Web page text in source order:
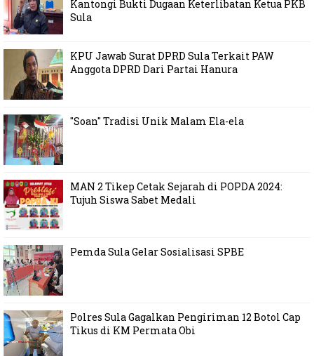
Kantongi Bukti Dugaan Keterlibatan Ketua PKB
Sula
KPU Jawab Surat DPRD Sula Terkait PAW
Anggota DPRD Dari Partai Hanura
"Soan" Tradisi Unik Malam Ela-ela
MAN 2 Tikep Cetak Sejarah di POPDA 2024:
Tujuh Siswa Sabet Medali
Pemda Sula Gelar Sosialisasi SPBE
Polres Sula Gagalkan Pengiriman 12 Botol Cap
Tikus di KM Permata Obi